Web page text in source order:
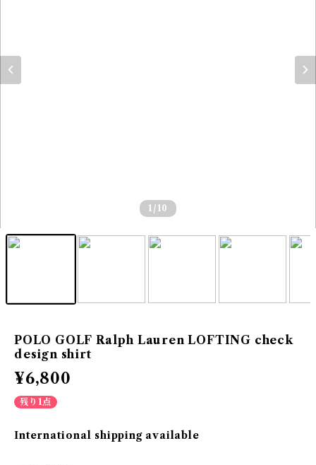
1 /10
POLO GOLF Ralph Lauren LOFTING check
design shirt
¥6,800
残り1点
International shipping available